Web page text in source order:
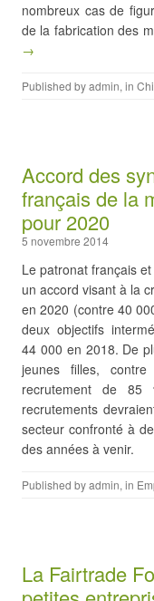
nombreux cas de
de la fabrication des
→
Published byadmin, in
Accord des
français de la
pour 2020
5 novembre 2014
Le patronat français
un accord visant à la
en 2020 (contre 40
deux objectifs
44 000 en 2018. De
jeunes filles,
recrutement de
recrutements
secteur confronté à
des années à venir.
Published byadmin, in
La Fairtrade